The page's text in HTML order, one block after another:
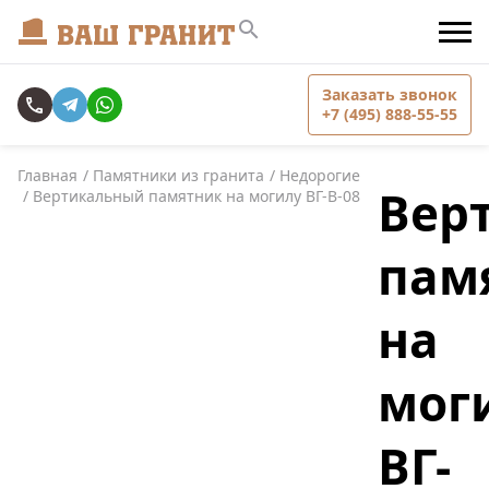
Заказать звонок
+7 (495) 888-55-55
Главная Памятники из гранита
Недорогие
Вертикальный памятник на могилу ВГ-В-08
на
ВГ-